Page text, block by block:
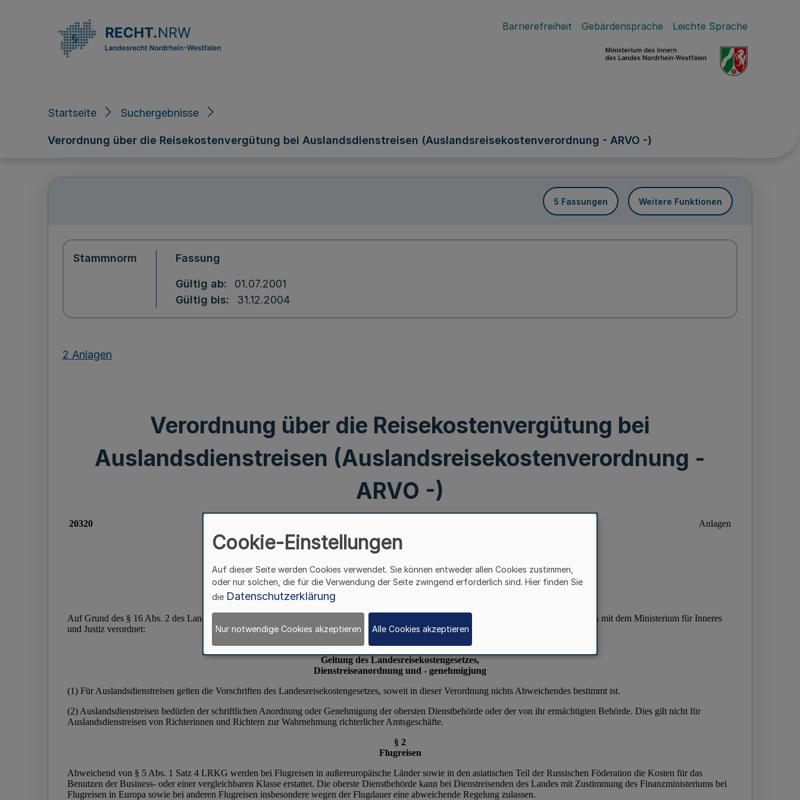
Barrierefreiheit Gebärdensprache Leichte Sprache
Startseite Suchergebnisse
Verordnung über die Reisekostenvergütung bei Auslandsdienstreisen (Auslandsreisekostenverordnung - ARVO -)
5 Fassungen Weitere Funktionen
Stammnorm Fassung
Gültig ab
01.07.2001
Gültig bis
31.12.2004
2 Anlagen
Verordnung über die Reisekostenvergütung bei
Auslandsdienstreisen (Auslandsreisekostenverordnung -
ARVO -)
Cookie-Einstellungen
Auf dieser Seite werden Cookies verwendet. Sie können entweder allen Cookies zustimmen,
oder nur solchen, die für die Verwendung der Seite zwingend erforderlich sind. Hier finden Sie
die Datenschutzerklärung
Nur notwendige Cookies akzeptieren Alle Cookies akzeptieren